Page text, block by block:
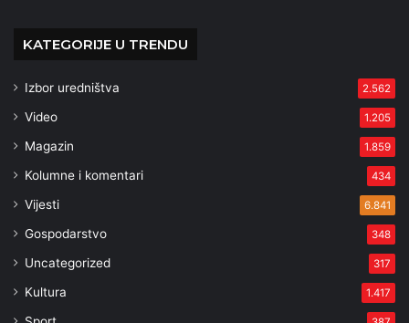
KATEGORIJE U TRENDU
Izbor uredništva 2.562
Video 1.205
Magazin 1.859
Kolumne i komentari 434
Vijesti 6.841
Gospodarstvo 348
Uncategorized 317
Kultura 1.417